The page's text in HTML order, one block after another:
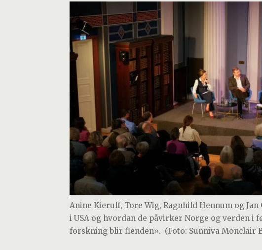
Anine Kierulf, Tore Wig, Ragnhild Hennum og
i USA og hvordan de påvirker Norge og verden i
forskning blir fienden». (Foto: Sunniva Monclair